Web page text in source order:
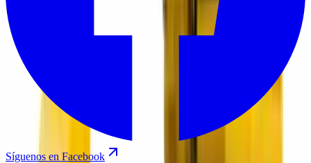
Síguenos en Facebook